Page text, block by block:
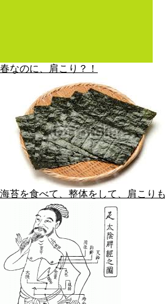
春なのに、肩こり？！
海苔を食べて、整体をして、肩こり